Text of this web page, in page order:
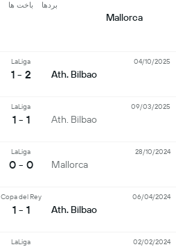
Mallorca
بردها باخت ها
Ath. Bilbao
LaLiga
2 - 1
04/10/2025
Ath. Bilbao
LaLiga
1 - 1
09/03/2025
Mallorca
LaLiga
0 - 0
28/10/2024
Ath. Bilbao
Copa del Rey
1 - 1
06/04/2024
LaLiga 02/02/2024